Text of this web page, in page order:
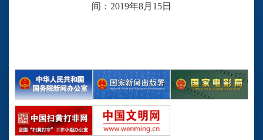
间： 2019年8月 15日